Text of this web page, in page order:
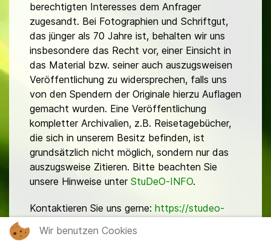
berechtigten Interesses dem Anfrager
zugesandt. Bei Fotographien und Schriftgut,
das jünger als 70 Jahre ist, behalten wir uns
insbesondere das Recht vor, einer Einsicht in
das Material bzw. seiner auch auszugsweisen
Veröffentlichung zu widersprechen, falls uns
von den Spendern der Originale hierzu Auflagen
gemacht wurden. Eine Veröffentlichung
kompletter Archivalien, z.B. Reisetagebücher,
die sich in unserem Besitz befinden, ist
grundsätzlich nicht möglich, sondern nur das
auszugsweise Zitieren. Bitte beachten Sie
unsere Hinweise unter StuDeO-INFO.
Kontaktieren Sie uns gerne: https://studeo-
Wir benutzen Cookies